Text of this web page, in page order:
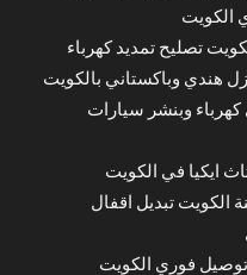
الكويت
تصليح تمديد كهرباء
هندي وباكستاني بالكويت
وبنشر سيارات
ايكيا في الكويت
الكويت تبديل اقفال
فوري الكويت